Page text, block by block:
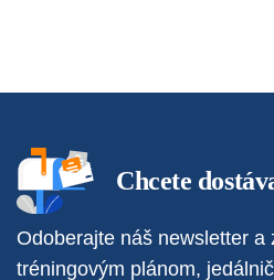
Chcete
Odoberajte náš newsletter a
tréningovým plánom,